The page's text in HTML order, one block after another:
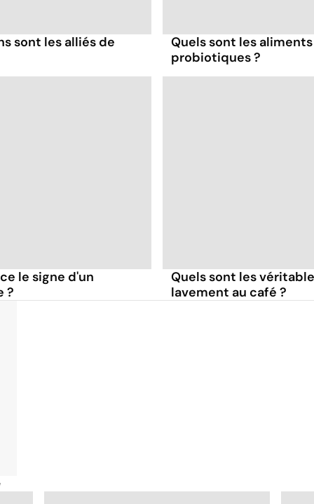
sont les alliés de
Quels sont les
probiotiques ?
le signe d'un
?
Quels sont les
lavement au café ?